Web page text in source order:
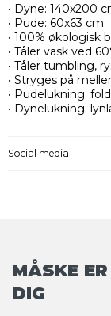
• Dyne: 140x200
• Pude: 60x63 cm
• 100% økologisk
• Tåler vask ved
• Tåler tumbling,
• Stryges på
• Pudelukning: fold
• Dynelukning:
Social media
MÅSKE
DIG